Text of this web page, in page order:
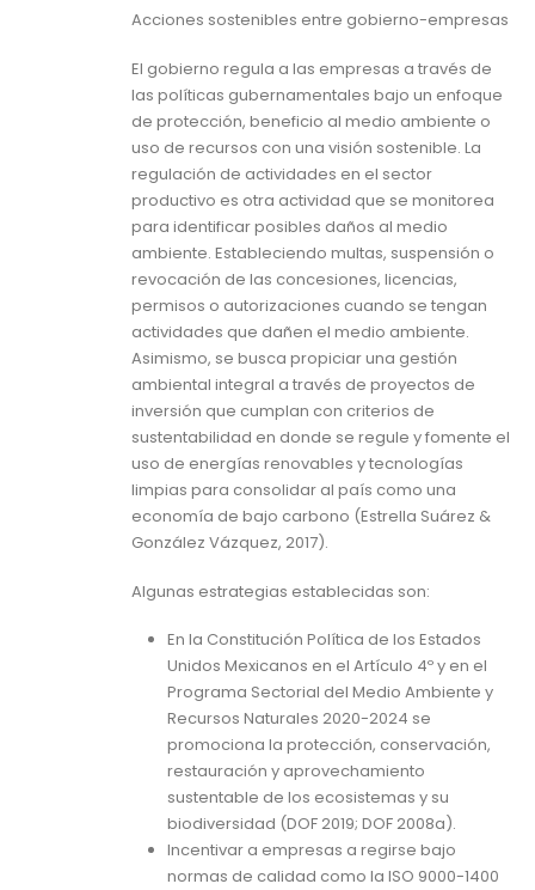
Acciones sostenibles entre gobierno-empresas
El gobierno regula a las empresas a través de
las políticas gubernamentales bajo un enfoque
de protección, beneficio al medio ambiente o
uso de recursos con una visión sostenible. La
regulación de actividades en el sector
productivo es otra actividad que se monitorea
para identificar posibles daños al medio
ambiente. Estableciendo multas, suspensión o
revocación de las concesiones, licencias,
permisos o autorizaciones cuando se tengan
actividades que dañen el medio ambiente.
Asimismo, se busca propiciar una gestión
ambiental integral a través de proyectos de
inversión que cumplan con criterios de
sustentabilidad en donde se regule y fomente el
uso de energías renovables y tecnologías
limpias para consolidar al país como una
economía de bajo carbono (Estrella Suárez &
González Vázquez, 2017).
Algunas estrategias establecidas son:
En la Constitución Política de los Estados
Unidos Mexicanos en el Artículo 4º y en el
Programa Sectorial del Medio Ambiente y
Recursos Naturales 2020-2024 se
promociona la protección, conservación,
restauración y aprovechamiento
sustentable de los ecosistemas y su
biodiversidad (DOF 2019; DOF 2008a).
Incentivar a empresas a regirse bajo
normas de calidad como la ISO 9000-1400